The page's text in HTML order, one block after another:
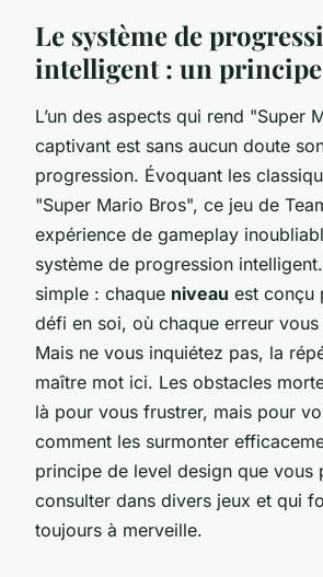
Le système de
intelligent : un
L’un des aspects qui rend "Super
captivant est sans aucun doute
progression. Évoquant les
"Super Mario Bros", ce jeu de
expérience de gameplay
système de progression
simple : chaque niveau est conçu
défi en soi, où chaque erreur
Mais ne vous inquiétez pas, la
maître mot ici. Les obstacles
là pour vous frustrer, mais pour
comment les surmonter
principe de level design que vous
consulter dans divers jeux et qui
toujours à merveille.